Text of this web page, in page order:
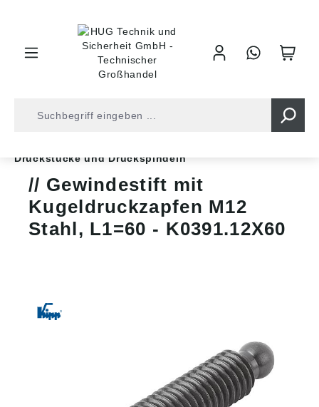
Druckstücke und Druckspindeln
Gewindestift mit
Kugeldruckzapfen M12
Stahl, L1=60 - K0391.12X60